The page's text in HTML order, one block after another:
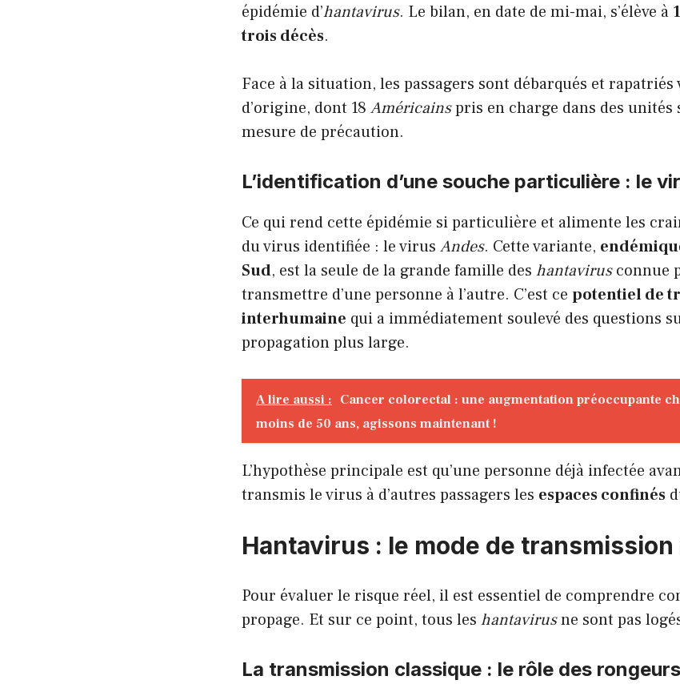
épidémie d’hantavirus. Le bilan, en date de mi-mai, s’élève à
trois décès.
Face à la situation, les passagers sont débarqués et rapatriés
d’origine, dont 18 Américainspris en charge dans des unités
mesure de précaution.
L’identification d’une souche particulière : le
Ce qui rend cette épidémie si particulière et alimente les
du virus identifiée : le virus Andes. Cette variante,
Sud, est la seule de la grande famille des hantavirusconnue
transmettre d’une personne à l’autre. C’est ce potentiel de
interhumaine qui a immédiatement soulevé des questions
propagation plus large.
A lire aussi : Cancer colorectal : une augmentation préoccupante
moins de 50 ans, agissons maintenant !
L’hypothèse principale est qu’une personne déjà infectée
transmis le virus à d’autres passagers les espaces confinés
Hantavirus : le mode de
Pour évaluer le risque réel, il est essentiel de comprendre
propage. Et sur ce point, tous les hantavirusne sont pas
La transmission classique : le rôle des rongeurs